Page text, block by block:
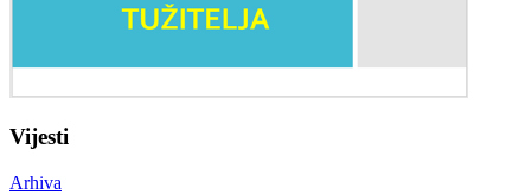
Vijesti
Arhiva